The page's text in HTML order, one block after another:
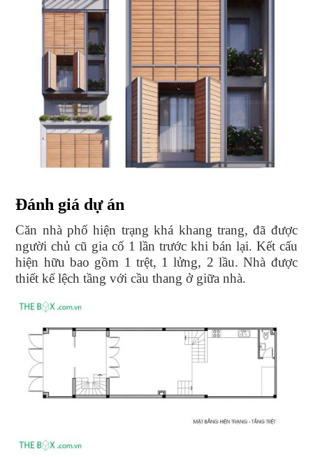
Đánh giá dự án
Căn nhà phố hiện trạng khá khang trang, đã được
người chủ cũ gia cố 1 lần trước khi bán lại. Kết cấu
hiện hữu bao gồm 1 trệt, 1 lửng, 2 lầu. Nhà được
thiết kế lệch tầng với cầu thang ở giữa nhà.